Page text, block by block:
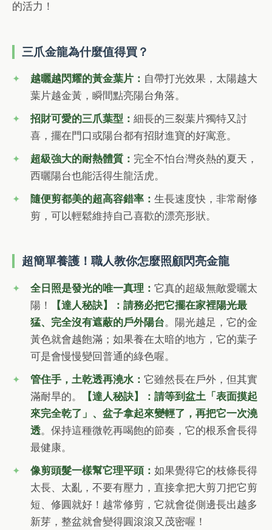
的活力！
三爪金龍為什麼值得買？
越曬越閃耀的黃金葉片： 自帶打光效果，太陽越大
葉片越金黃，瞬間點亮陽台角落。
招財可愛的三爪葉型：細長的三裂葉片獨特又討
喜，擺在門口或陽台都有招財進寶的好寓意。
超級強大的耐熱體質： 完全不怕台灣炎熱的夏天，
西曬陽台也能活得生龍活虎。
隨便剪都美的超高容錯率：生長速度快，非常耐修
剪，可以輕鬆維持自己喜歡的漂亮形狀。
超簡單養護！職人教你怎麼照顧閃亮金龍
全日照是發光的唯一真理：它真的超級無敵愛曬太
陽！
【達人秘訣】：請務必把它擺在家裡陽光最
猛、完全沒有遮蔽的戶外陽台。陽光越足，它的金
黃色就會越飽滿；如果養在太暗的地方，它的葉子
可是會慢慢變回普通的綠色喔。
管住手，土乾透再澆水：它雖然長在戶外，但其實
滿耐旱的。
【達人秘訣】：請等到盆土「表面摸起
來完全乾了」、盆子拿起來變輕了，再把它一次澆
透。保持這種微乾再喝飽的節奏，它的根系會長得
最健康。
像剪頭髮一樣幫它理平頭：如果覺得它的枝條長得
太長、太亂，不要有壓力，直接拿把大剪刀把它剪
短、修圓就好！越常修剪，它就會從側邊長出越多
新芽，整盆就會變得圓滾滾又茂密喔！